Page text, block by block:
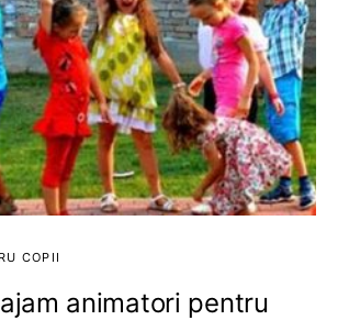
COPII
animatori pentru